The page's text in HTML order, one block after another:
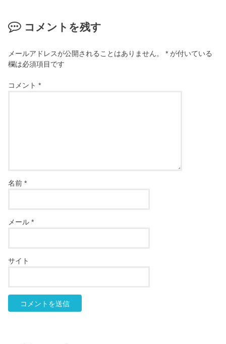
コメントを残す
メールアドレスが公開されることはありません。 * が付いている
欄は必須項目です
コメント*
名前*
メール*
サイト